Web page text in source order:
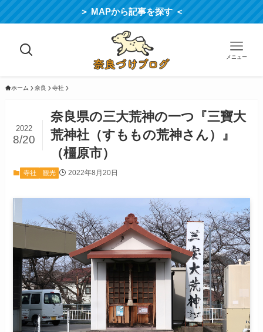
＞ MAPから記事を探す ＜
メニュー
ホーム 奈良 寺社
奈良県の三大荒神の一つ『三寶大
荒神社（すももの荒神さん）』
（橿原市）
2022
8/20
寺社 観光 2022年8月20日